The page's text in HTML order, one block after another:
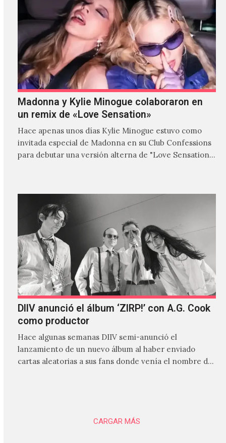
Madonna y Kylie Minogue colaboraron en
un remix de «Love Sensation»
Hace apenas unos días Kylie Minogue estuvo como
invitada especial de Madonna en su Club Confessions
para debutar una versión alterna de "Love Sensation",
DIIV anunció el álbum ‘ZIRP!’ con A.G. Cook
como productor
Hace algunas semanas DIIV semi-anunció el
lanzamiento de un nuevo álbum al haber enviado
cartas aleatorias a sus fans donde venía el nombre de
CARGAR MÁS